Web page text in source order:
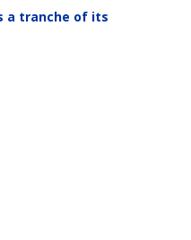
a tranche of its